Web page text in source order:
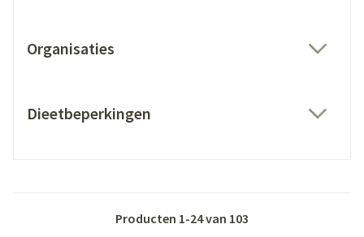
Organisaties
Dieetbeperkingen
Producten 1-24van 103